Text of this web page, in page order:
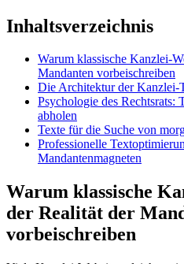
Inhaltsverzeichnis
Warum klassische Kanzlei-
Mandanten vorbeischreiben
Die Architektur der Kanzlei-
Psychologie des
abholen
Texte für die Suche von
Professionelle
Mandantenmagneten
Warum klassische
der Realität der
vorbeischreiben